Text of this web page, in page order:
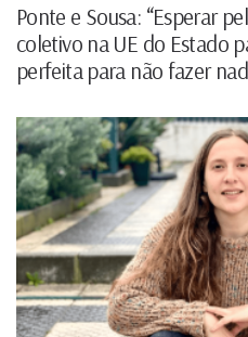
Ponte e Sousa: “Esperar
coletivo na UE do Estado
perfeita para não fazer